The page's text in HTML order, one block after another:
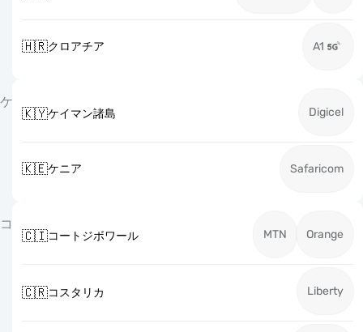
🇭🇷クロアチア A1
ケ
🇰🇾ケイマン諸島 Digicel
🇰🇪ケニア Safaricom
コ
🇨🇮コートジボワール MTN Orange
🇨🇷コスタリカ Liberty